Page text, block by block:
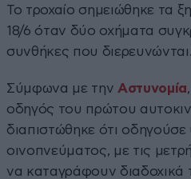
Το τροχαίο σημειώθηκε τα
18/6 όταν δύο οχήματα
συνθήκες που διερευνώνται.
Σύμφωνα με την Αστυνομία
οδηγός του πρώτου
διαπιστώθηκε ότι
οινοπνεύματος, με τις
να καταγράφουν διαδοχικά